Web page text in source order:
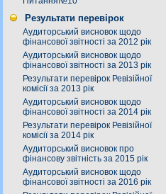
Результати перевірок
Аудиторський висновок щодо
фінансової звітності за 2012 рік
Аудиторський висновок щодо
фінансової звітності за 2013 рік
Результати перевірок Ревізійної
комісії за 2013 рік
Аудиторський висновок щодо
фінансової звітності за 2014 рік
Результати перевірок Ревізійної
комісії за 2014 рік
Аудиторський висновок про
фінансову звітність за 2015 рік
Аудиторський висновок щодо
фінансової звітності за 2016 рік